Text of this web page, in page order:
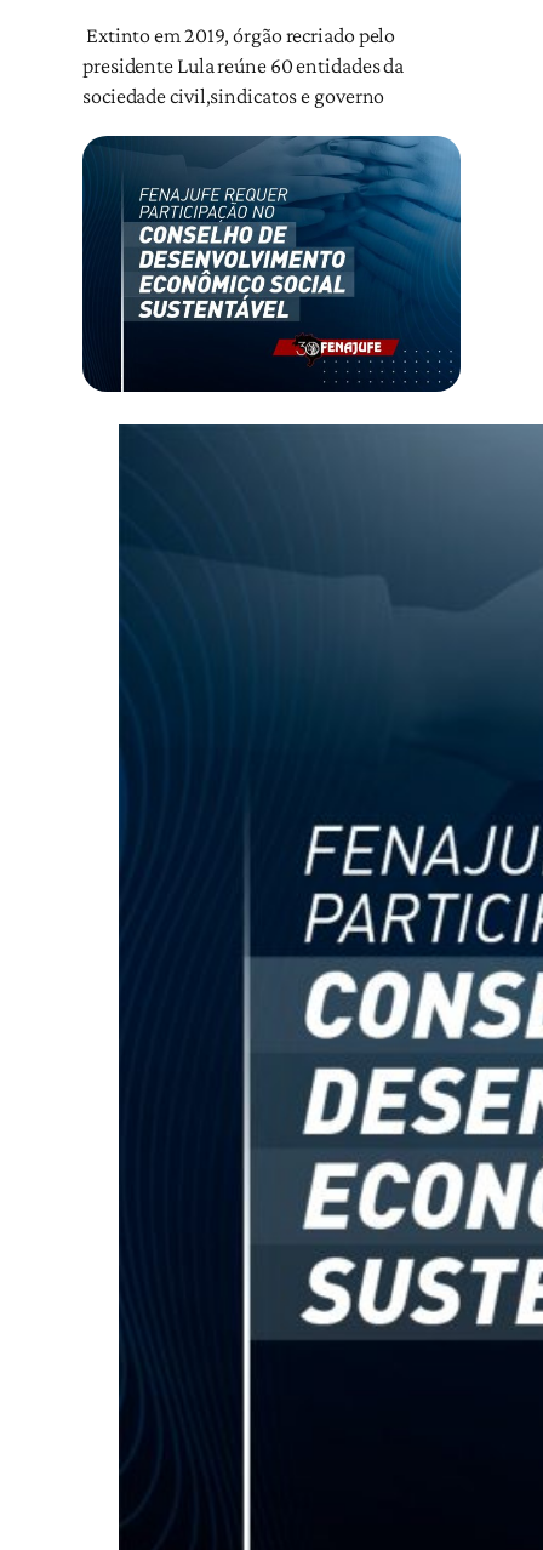
Extinto em 2019, órgão recriado pelo
presidente Lula reúne 60 entidades da
sociedade civil,sindicatos e governo